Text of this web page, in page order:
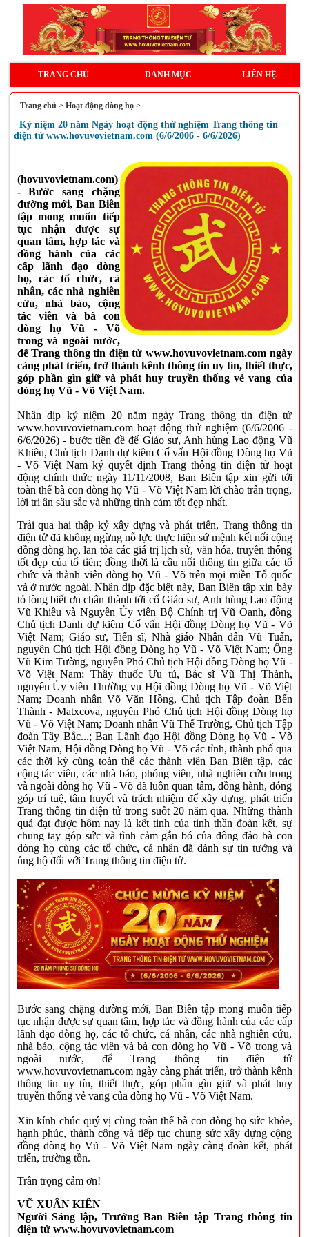
TRANG CHỦ DANH MỤC LIÊN HỆ
Trang chủ > Hoạt động dòng họ>
Kỷ niệm 20 năm Ngày hoạt động thử nghiệm Trang thông tin
điện tử www.hovuvovietnam.com (6/6/2006 - 6/6/2026)
(hovuvovietnam.com)
-Bước sang chặng
đường mới, Ban Biên
tập mong muốn tiếp
tục nhận được sự
quan tâm, hợp tác và
đồng hành của các
cấp lãnh đạo dòng
họ, các tổ chức, cá
nhân, các nhà nghiên
cứu, nhà báo, cộng
tác viên và bà con
dòng họ Vũ - Võ
trong và ngoài nước,
để Trang thông tin điện tử www.hovuvovietnam.com ngày
càng phát triển, trở thành kênh thông tin uy tín, thiết thực,
góp phần gìn giữ và phát huy truyền thống vẻ vang của
dòng họ Vũ - Võ Việt Nam.
Nhân dịp kỷ niệm 20 năm ngày Trang thông tin điện tử
www.hovuvovietnam.com hoạt động thử nghiệm (6/6/2006 -
6/6/2026) - bước tiền đề để Giáo sư, Anh hùng Lao động Vũ
Khiêu, Chủ tịch Danh dự kiêm Cố vấn Hội đồng Dòng họ Vũ
- Võ Việt Nam ký quyết định Trang thông tin điện tử hoạt
động chính thức ngày 11/11/2008, Ban Biên tập xin gửi tới
toàn thể bà con dòng họ Vũ - Võ Việt Nam lời chào trân trọng,
lời tri ân sâu sắc và những tình cảm tốt đẹp nhất.
Trải qua hai thập kỷ xây dựng và phát triển, Trang thông tin
điện tử đã không ngừng nỗ lực thực hiện sứ mệnh kết nối cộng
đồng dòng họ, lan tỏa các giá trị lịch sử, văn hóa, truyền thống
tốt đẹp của tổ tiên; đồng thời là cầu nối thông tin giữa các tổ
chức và thành viên dòng họ Vũ - Võ trên mọi miền Tổ quốc
và ở nước ngoài. Nhân dịp đặc biệt này, Ban Biên tập xin bày
tỏ lòng biết ơn chân thành tới cố Giáo sư, Anh hùng Lao động
Vũ Khiêu và Nguyên Ủy viên Bộ Chính trị Vũ Oanh, đồng
Chủ tịch Danh dự kiêm Cố vấn Hội đồng Dòng họ Vũ - Võ
Việt Nam; Giáo sư, Tiến sĩ, Nhà giáo Nhân dân Vũ Tuấn,
nguyên Chủ tịch Hội đồng Dòng họ Vũ - Võ Việt Nam; Ông
Vũ Kim Tường, nguyên Phó Chủ tịch Hội đồng Dòng họ Vũ -
Võ Việt Nam; Thầy thuốc Ưu tú, Bác sĩ Vũ Thị Thành,
nguyên Ủy viên Thường vụ Hội đồng Dòng họ Vũ - Võ Việt
Nam; Doanh nhân Võ Văn Hồng, Chủ tịch Tập đoàn Bến
Thành - Matxcova, nguyên Phó Chủ tịch Hội đồng Dòng họ
Vũ - Võ Việt Nam; Doanh nhân Vũ Thế Trường, Chủ tịch Tập
đoàn Tây Bắc...; Ban Lãnh đạo Hội đồng Dòng họ Vũ - Võ
Việt Nam, Hội đồng Dòng họ Vũ - Võ các tỉnh, thành phố qua
các thời kỳ cùng toàn thể các thành viên Ban Biên tập, các
cộng tác viên, các nhà báo, phóng viên, nhà nghiên cứu trong
và ngoài dòng họ Vũ - Võ đã luôn quan tâm, đồng hành, đóng
góp trí tuệ, tâm huyết và trách nhiệm để xây dựng, phát triển
Trang thông tin điện tử trong suốt 20 năm qua. Những thành
quả đạt được hôm nay là kết tinh của tinh thần đoàn kết, sự
chung tay góp sức và tình cảm gắn bó của đông đảo bà con
dòng họ cùng các tổ chức, cá nhân đã dành sự tin tưởng và
ủng hộ đối với Trang thông tin điện tử.
Bước sang chặng đường mới, Ban Biên tập mong muốn tiếp
tục nhận được sự quan tâm, hợp tác và đồng hành của các cấp
lãnh đạo dòng họ, các tổ chức, cá nhân, các nhà nghiên cứu,
nhà báo, cộng tác viên và bà con dòng họ Vũ - Võ trong và
ngoài nước, để Trang thông tin điện tử
www.hovuvovietnam.com ngày càng phát triển, trở thành kênh
thông tin uy tín, thiết thực, góp phần gìn giữ và phát huy
truyền thống vẻ vang của dòng họ Vũ - Võ Việt Nam.
Xin kính chúc quý vị cùng toàn thể bà con dòng họ sức khỏe,
hạnh phúc, thành công và tiếp tục chung sức xây dựng cộng
đồng dòng họ Vũ - Võ Việt Nam ngày càng đoàn kết, phát
triển, trường tồn.
Trân trọng cảm ơn!
VŨ XUÂN KIÊN
Người Sáng lập, Trưởng Ban Biên tập Trang thông tin
điện tử www.hovuvovietnam.com